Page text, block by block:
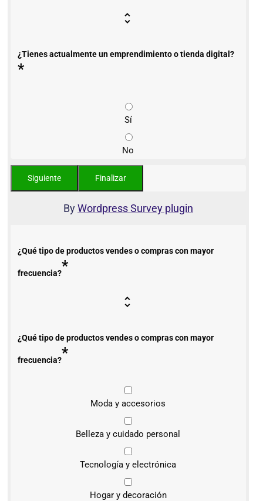
¿Tienes actualmente un emprendimiento o tienda digital?
*
Sí
No
ByWordpress Survey plugin
¿Qué tipo de productos vendes o compras con mayor
frecuencia?*
¿Qué tipo de productos vendes o compras con mayor
frecuencia?*
Moda y accesorios
Belleza y cuidado personal
Tecnología y electrónica
Hogar y decoración